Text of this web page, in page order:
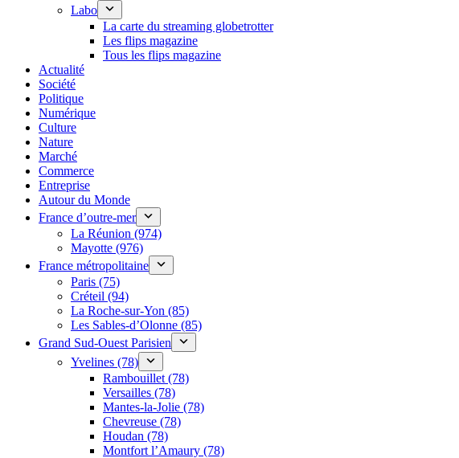
Labo
La carte du streaming globetrotter
Les flips magazine
Tous les flips magazine
Actualité
Société
Politique
Numérique
Culture
Nature
Marché
Commerce
Entreprise
Autour du Monde
France d’outre-mer
La Réunion (974)
Mayotte (976)
France métropolitaine
Paris (75)
Créteil (94)
La Roche-sur-Yon (85)
Les Sables-d’Olonne (85)
Grand Sud-Ouest Parisien
Yvelines (78)
Rambouillet (78)
Versailles (78)
Mantes-la-Jolie (78)
Chevreuse (78)
Houdan (78)
Montfort l’Amaury (78)